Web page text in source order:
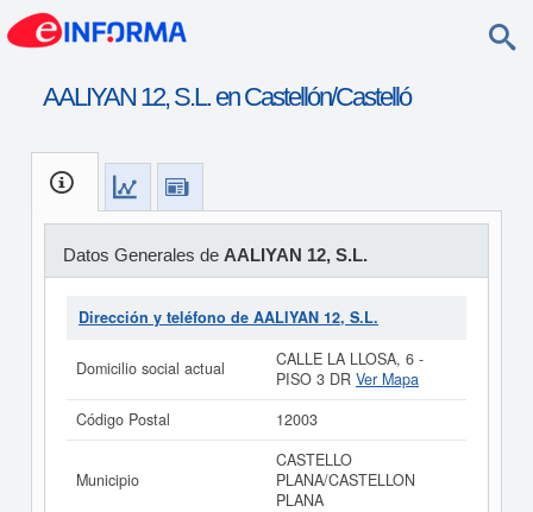
AALIYAN 12, S.L. en Castellón/Castelló
Datos Generales de AALIYAN 12, S.L.
Dirección y teléfono de AALIYAN 12, S.L.
Domicilio social actual
CALLE LA LLOSA, 6 -
PISO 3 DR Ver Mapa
Código Postal
12003
Municipio
CASTELLO
PLANA/CASTELLON
PLANA